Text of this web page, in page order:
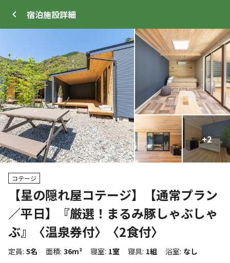
宿泊施設詳細
+2
コテージ
【星の隠れ屋コテージ】【通常プラン
／平日】『厳選！まるみ豚しゃぶしゃ
ぶ』〈温泉券付〉〈2食付〉
定員: 5名 面積: 36m² 寝室: 1室 寝具: 1組 浴室: なし
+7
トップ
WEB予約可能 クーポン利用可 宿泊施設
人
STELLA SPORTS
〒881-1411宮崎県児湯郡西米良村村所125-12